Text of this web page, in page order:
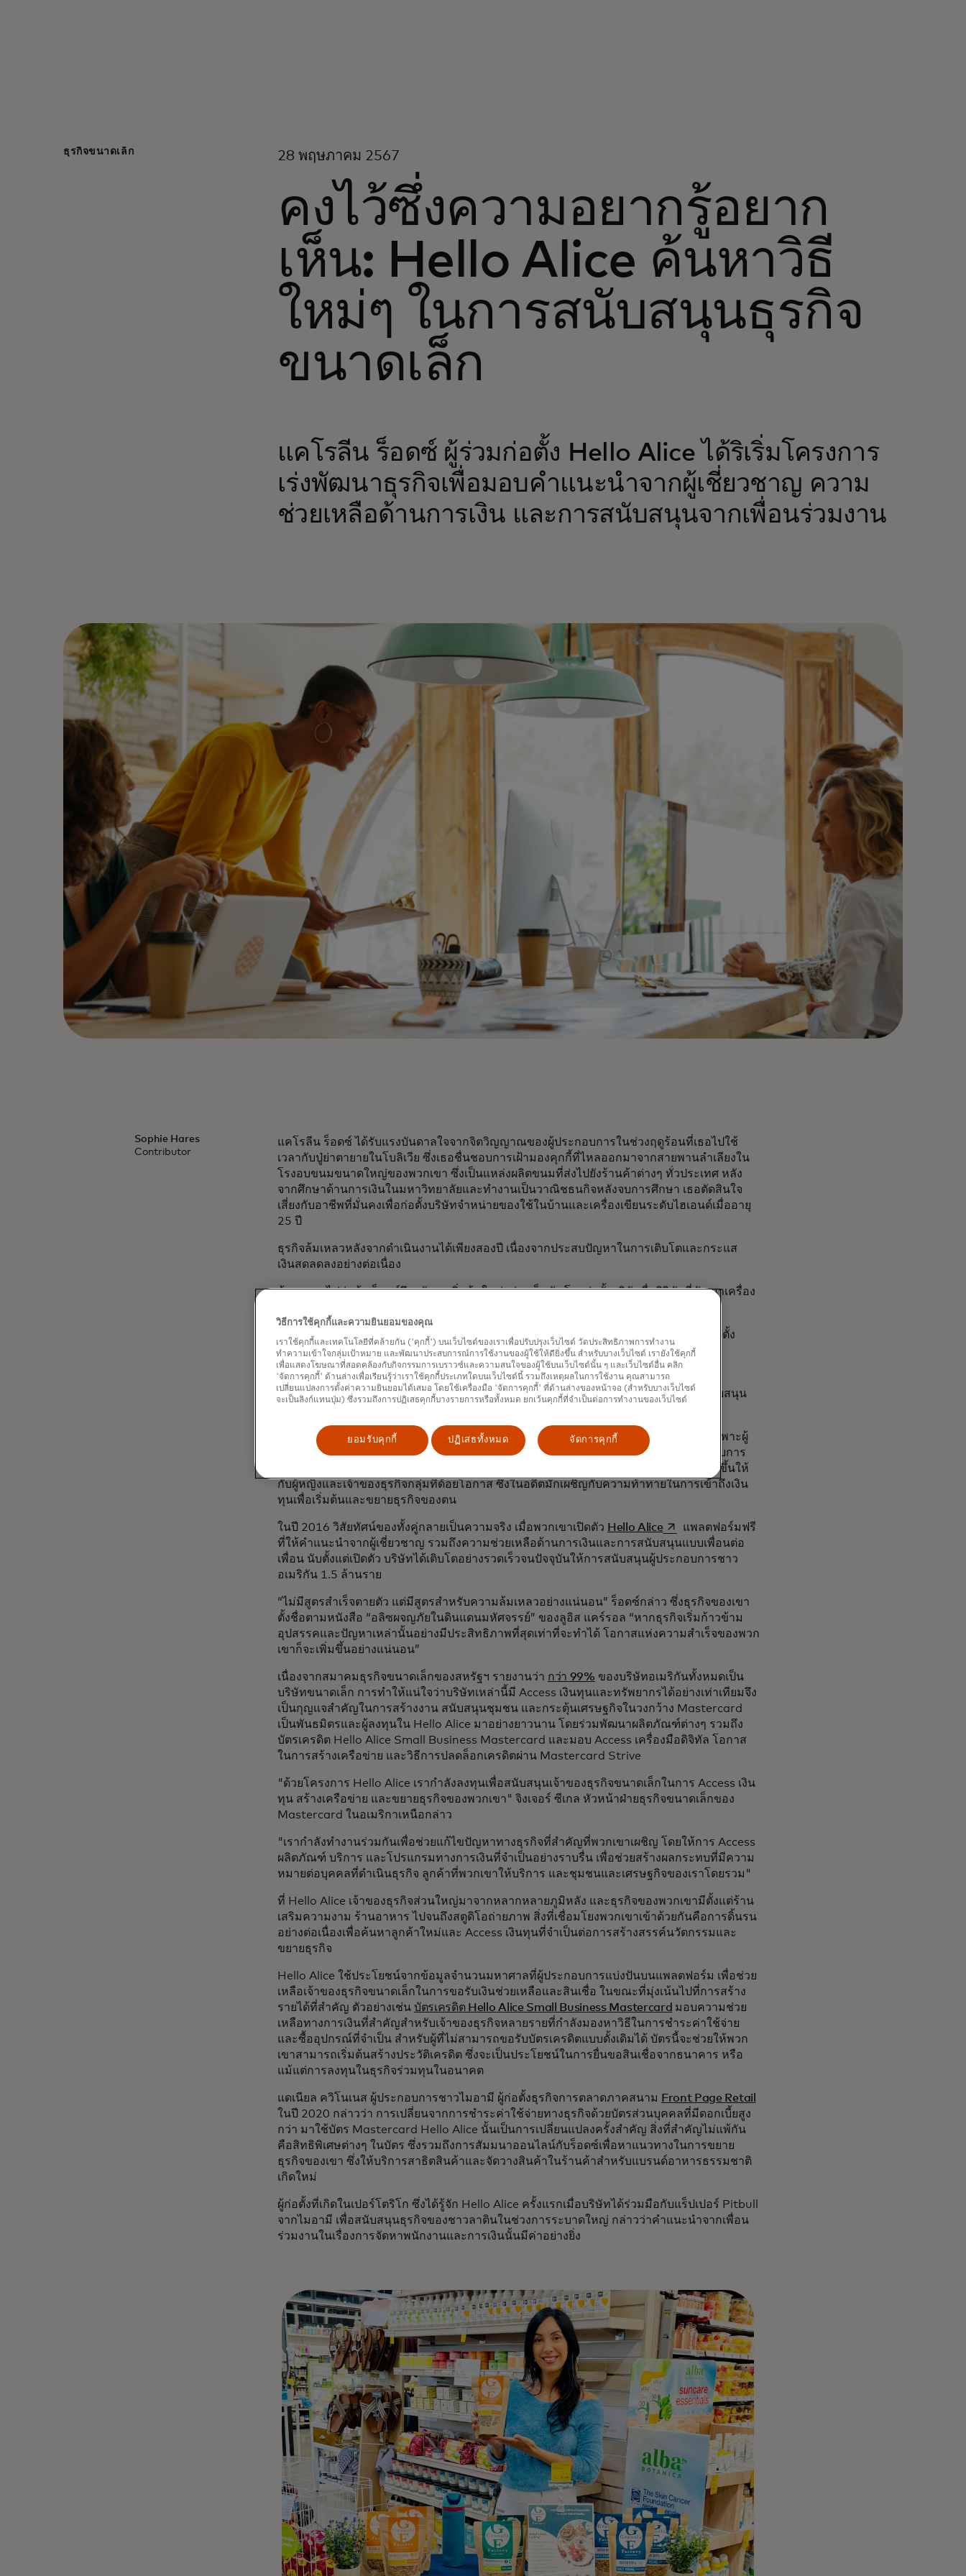
ธุรกิจขนาดเล็ก 28 พฤษภาคม 2567
คงไว้ซึ่งความอยากรู้อยาก
เห็น: Hello Alice ค้นหาวิธี
ใหม่ๆ ในการสนับสนุนธุรกิจ
ขนาดเล็ก
แคโรลีน ร็อดซ์ ผู้ร่วมก่อตั้ง Hello Alice ได้ริเริ่มโครงการ
เร่งพัฒนาธุรกิจเพื่อมอบคำแนะนำจากผู้เชี่ยวชาญ ความ
ช่วยเหลือด้านการเงิน และการสนับสนุนจากเพื่อนร่วมงาน
Sophie Hares
Contributor
แคโรลีน ร็อดซ์ ได้รับแรงบันดาลใจจากจิตวิญญาณของผู้ประกอบการในช่วงฤดูร้อนที่เธอไปใช้
เวลากับปู่ย่าตายายในโบลิเวีย ซึ่งเธอชื่นชอบการเฝ้ามองคุกกี้ที่ไหลออกมาจากสายพานลำเลียงใน
โรงอบขนมขนาดใหญ่ของพวกเขา ซึ่งเป็นแหล่งผลิตขนมที่ส่งไปยังร้านค้าต่างๆ ทั่วประเทศ หลัง
จากศึกษาด้านการเงินในมหาวิทยาลัยและทำงานเป็นวาณิชธนกิจหลังจบการศึกษา เธอตัดสินใจ
เสี่ยงกับอาชีพที่มั่นคงเพื่อก่อตั้งบริษัทจำหน่ายของใช้ในบ้านและเครื่องเขียนระดับไฮเอนด์เมื่ออายุ
25 ปี
ธุรกิจล้มเหลวหลังจากดำเนินงานได้เพียงสองปี เนื่องจากประสบปัญหาในการเติบโตและกระแส
เงินสดลดลงอย่างต่อเนื่อง
ด้วยความไม่ย่อท้อ ร็อดซ์จึงกลับมาเริ่มต้นใหม่อย่างเต็มตัว โดยก่อตั้งบริษัทสื่อดิจิทัลที่พัฒนาเครื่อง
มือวิเคราะห์การตลาด ทันใดนั้น นักลงทุนรายใหญ่และผู้มีอิทธิพลก็พากันปรากฏตัวออกมา
“โลกใบใหม่ที่ฉันไม่เคยคิดว่าจะมีอยู่จริงได้เปิดออกสู่สายตาฉัน” ร็อดซ์เล่า “ตอนที่ผมเริ่มก่อตั้ง
บริษัทแรก ผมยอมแลกแขนขวาเพื่อที่จะได้เข้าไปในห้องเหล่านี้ห้องใดห้องหนึ่งเลย”
เธอจินตนาการว่าผู้หญิงคนอื่นๆ จะได้รับประโยชน์จาก Access เดียวกันนี้ได้อย่างไร จึงเริ่ม
โครงการเร่งพัฒนาธุรกิจเพื่อช่วยให้ธุรกิจของพวกเธอเติบโต แต่เธอยังคงต้องการหาวิธีสนับสนุน
ในปี 2015 เธอได้พบกับผู้ที่มีความคิดคล้ายกันในงานอีเวนต์สำหรับผู้ประกอบการที่จัดขึ้นเฉพาะผู้
ได้รับเชิญในรัฐยูทาห์ ซึ่งเธอได้พบกับเอลิซาเบธ กอร์ ผู้ซึ่งในขณะนั้นดำรงตำแหน่งผู้ประกอบการ
ประจำของเดลล์ ทั้งสองนั่งระดมความคิดกันทั้งคืนเพื่อหาวิธีมอบโอกาสในการระดมทุนที่ดีขึ้นให้
กับผู้หญิงและเจ้าของธุรกิจกลุ่มที่ด้อยโอกาส ซึ่งในอดีตมักเผชิญกับความท้าทายในการเข้าถึงเงิน
ทุนเพื่อเริ่มต้นและขยายธุรกิจของตน
ในปี 2016 วิสัยทัศน์ของทั้งคู่กลายเป็นความจริง เมื่อพวกเขาเปิดตัว Hello Aliceopens in a new tab
แพลตฟอร์มฟรี
ที่ให้คำแนะนำจากผู้เชี่ยวชาญ รวมถึงความช่วยเหลือด้านการเงินและการสนับสนุนแบบเพื่อนต่อ
เพื่อน นับตั้งแต่เปิดตัว บริษัทได้เติบโตอย่างรวดเร็วจนปัจจุบันให้การสนับสนุนผู้ประกอบการชาว
อเมริกัน 1.5 ล้านราย
“ไม่มีสูตรสำเร็จตายตัว แต่มีสูตรสำหรับความล้มเหลวอย่างแน่นอน” ร็อดซ์กล่าว ซึ่งธุรกิจของเขา
ตั้งชื่อตามหนังสือ “อลิซผจญภัยในดินแดนมหัศจรรย์” ของลูอิส แคร์รอล “หากธุรกิจเริ่มก้าวข้าม
อุปสรรคและปัญหาเหล่านั้นอย่างมีประสิทธิภาพที่สุดเท่าที่จะทำได้ โอกาสแห่งความสำเร็จของพวก
เขาก็จะเพิ่มขึ้นอย่างแน่นอน”
เนื่องจากสมาคมธุรกิจขนาดเล็กของสหรัฐฯ รายงานว่า กว่า 99% ของบริษัทอเมริกันทั้งหมดเป็น
บริษัทขนาดเล็ก การทำให้แน่ใจว่าบริษัทเหล่านี้มี Access เงินทุนและทรัพยากรได้อย่างเท่าเทียมจึง
เป็นกุญแจสำคัญในการสร้างงาน สนับสนุนชุมชน และกระตุ้นเศรษฐกิจในวงกว้าง Mastercard
เป็นพันธมิตรและผู้ลงทุนใน Hello Alice มาอย่างยาวนาน โดยร่วมพัฒนาผลิตภัณฑ์ต่างๆ รวมถึง
บัตรเครดิต Hello Alice Small Business Mastercard และมอบ Access เครื่องมือดิจิทัล โอกาส
ในการสร้างเครือข่าย และวิธีการปลดล็อกเครดิตผ่าน Mastercard Strive
"ด้วยโครงการ Hello Alice เรากำลังลงทุนเพื่อสนับสนุนเจ้าของธุรกิจขนาดเล็กในการ Access เงิน
ทุน สร้างเครือข่าย และขยายธุรกิจของพวกเขา" จิงเจอร์ ซีเกล หัวหน้าฝ่ายธุรกิจขนาดเล็กของ
Mastercard ในอเมริกาเหนือกล่าว
"เรากำลังทำงานร่วมกันเพื่อช่วยแก้ไขปัญหาทางธุรกิจที่สำคัญที่พวกเขาเผชิญ โดยให้การ Access
ผลิตภัณฑ์ บริการ และโปรแกรมทางการเงินที่จำเป็นอย่างราบรื่น เพื่อช่วยสร้างผลกระทบที่มีความ
หมายต่อบุคคลที่ดำเนินธุรกิจ ลูกค้าที่พวกเขาให้บริการ และชุมชนและเศรษฐกิจของเราโดยรวม"
ที่ Hello Alice เจ้าของธุรกิจส่วนใหญ่มาจากหลากหลายภูมิหลัง และธุรกิจของพวกเขามีตั้งแต่ร้าน
เสริมความงาม ร้านอาหาร ไปจนถึงสตูดิโอถ่ายภาพ สิ่งที่เชื่อมโยงพวกเขาเข้าด้วยกันคือการดิ้นรน
อย่างต่อเนื่องเพื่อค้นหาลูกค้าใหม่และ Access เงินทุนที่จำเป็นต่อการสร้างสรรค์นวัตกรรมและ
ขยายธุรกิจ
Hello Alice ใช้ประโยชน์จากข้อมูลจำนวนมหาศาลที่ผู้ประกอบการแบ่งปันบนแพลตฟอร์ม เพื่อช่วย
เหลือเจ้าของธุรกิจขนาดเล็กในการขอรับเงินช่วยเหลือและสินเชื่อ ในขณะที่มุ่งเน้นไปที่การสร้าง
รายได้ที่สำคัญ ตัวอย่างเช่น บัตรเครดิต Hello Alice Small Business Mastercard มอบความช่วย
เหลือทางการเงินที่สำคัญสำหรับเจ้าของธุรกิจหลายรายที่กำลังมองหาวิธีในการชำระค่าใช้จ่าย
และซื้ออุปกรณ์ที่จำเป็น สำหรับผู้ที่ไม่สามารถขอรับบัตรเครดิตแบบดั้งเดิมได้ บัตรนี้จะช่วยให้พวก
เขาสามารถเริ่มต้นสร้างประวัติเครดิต ซึ่งจะเป็นประโยชน์ในการยื่นขอสินเชื่อจากธนาคาร หรือ
แม้แต่การลงทุนในธุรกิจร่วมทุนในอนาคต
แดเนียล ควิโนเนส ผู้ประกอบการชาวไมอามี ผู้ก่อตั้งธุรกิจการตลาดภาคสนาม Front Page Retail
ในปี 2020 กล่าวว่า การเปลี่ยนจากการชำระค่าใช้จ่ายทางธุรกิจด้วยบัตรส่วนบุคคลที่มีดอกเบี้ยสูง
กว่า มาใช้บัตร Mastercard Hello Alice นั้นเป็นการเปลี่ยนแปลงครั้งสำคัญ สิ่งที่สำคัญไม่แพ้กัน
คือสิทธิพิเศษต่างๆ ในบัตร ซึ่งรวมถึงการสัมมนาออนไลน์กับร็อดซ์เพื่อหาแนวทางในการขยาย
ธุรกิจของเขา ซึ่งให้บริการสาธิตสินค้าและจัดวางสินค้าในร้านค้าสำหรับแบรนด์อาหารธรรมชาติ
เกิดใหม่
ผู้ก่อตั้งที่เกิดในเปอร์โตริโก ซึ่งได้รู้จัก Hello Alice ครั้งแรกเมื่อบริษัทได้ร่วมมือกับแร็ปเปอร์ Pitbull
จากไมอามี เพื่อสนับสนุนธุรกิจของชาวลาตินในช่วงการระบาดใหญ่ กล่าวว่าคำแนะนำจากเพื่อน
ร่วมงานในเรื่องการจัดหาพนักงานและการเงินนั้นมีค่าอย่างยิ่ง
วิธีการใช้คุกกี้และความยินยอมของคุณ
เราใช้คุกกี้และเทคโนโลยีที่คล้ายกัน ('คุกกี้') บนเว็บไซต์ของเราเพื่อปรับปรุงเว็บไซต์ วัดประสิทธิภาพการทำงาน
ทำความเข้าใจกลุ่มเป้าหมาย และพัฒนาประสบการณ์การใช้งานของผู้ใช้ให้ดียิ่งขึ้น สำหรับบางเว็บไซต์ เรายังใช้คุกกี้
เพื่อแสดงโฆษณาที่สอดคล้องกับกิจกรรมการเบราวซ์และความสนใจของผู้ใช้บนเว็บไซต์นั้น ๆ และเว็บไซต์อื่น คลิก
'จัดการคุกกี้' ด้านล่างเพื่อเรียนรู้ว่าเราใช้คุกกี้ประเภทใดบนเว็บไซต์นี้ รวมถึงเหตุผลในการใช้งาน คุณสามารถ
เปลี่ยนแปลงการตั้งค่าความยินยอมได้เสมอ โดยใช้เครื่องมือ 'จัดการคุกกี้' ที่ด้านล่างของหน้าจอ (สำหรับบางเว็บไซต์
จะเป็นลิงก์แทนปุ่ม) ซึ่งรวมถึงการปฏิเสธคุกกี้บางรายการหรือทั้งหมด ยกเว้นคุกกี้ที่จำเป็นต่อการทำงานของเว็บไซต์
ยอมรับคุกกี้ ปฏิเสธทั้งหมด จัดการคุกกี้